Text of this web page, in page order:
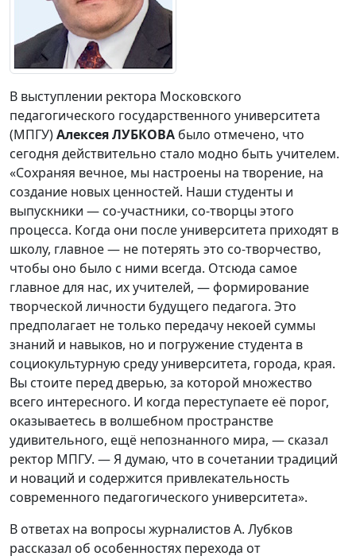
В выступлении ректора Московского
педагогического государственного университета
(МПГУ)Алексея ЛУБКОВА было отмечено, что
сегодня действительно стало модно быть учителем.
«Сохраняя вечное, мы настроены на творение, на
создание новых ценностей. Наши студенты и
выпускники — со-участники, со-творцы этого
процесса. Когда они после университета приходят в
школу, главное — не потерять это со-творчество,
чтобы оно было с ними всегда. Отсюда самое
главное для нас, их учителей, — формирование
творческой личности будущего педагога. Это
предполагает не только передачу некоей суммы
знаний и навыков, но и погружение студента в
социокультурную среду университета, города, края.
Вы стоите перед дверью, за которой множество
всего интересного. И когда переступаете её порог,
оказываетесь в волшебном пространстве
удивительного, ещё непознанного мира, — сказал
ректор МПГУ. — Я думаю, что в сочетании традиций
и новаций и содержится привлекательность
современного педагогического университета».
В ответах на вопросы журналистов А. Лубков
рассказал об особенностях перехода от